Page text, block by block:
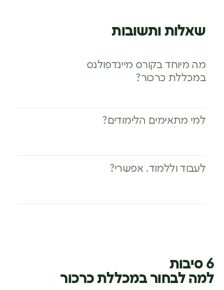
שאלות ותשובות
מה מיוחד בקורס מיינדפולנס
במכללת כרכור?
למי מתאימים הלימודים?
לעבוד וללמוד. אפשרי?
6 סיבות
למה לבחור במכללת כרכור